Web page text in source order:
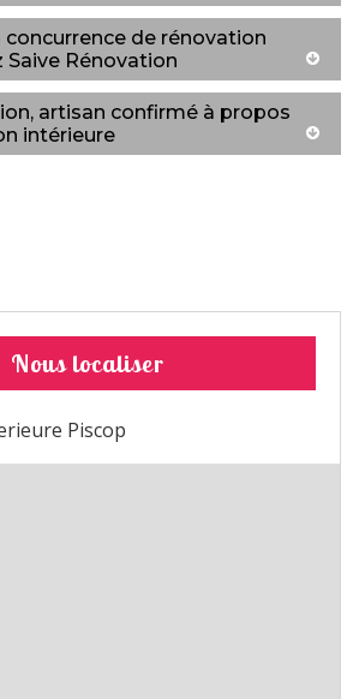
de rénovation
Saive Rénovation
artisan confirmé à propos
intérieure
Nous localiser
Piscop